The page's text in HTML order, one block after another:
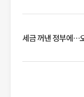
세금 꺼낸 정부에…